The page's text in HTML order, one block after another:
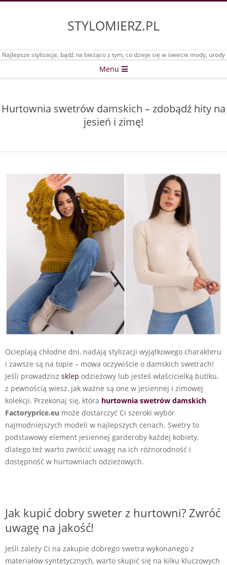
STYLOMIERZ.PL
Najlepsze stylizacje, bądź na bieżąco z tym, co dzieje się w świecie mody, urody
Menu
Hurtownia swetrów damskich – zdobądź hity na
jesień i zimę!
Ocieplają chłodne dni, nadają stylizacji wyjątkowego charakteru
i zawsze są na topie – mowa oczywiście o damskich swetrach!
Jeśli prowadzisz sklep odzieżowy lub jesteś właścicielką butiku,
z pewnością wiesz, jak ważne są one w jesiennej i zimowej
kolekcji. Przekonaj się, która hurtownia swetrów damskich
Factoryprice.eu może dostarczyć Ci szeroki wybór
najmodniejszych modeli w najlepszych cenach. Swetry to
podstawowy element jesiennej garderoby każdej kobiety,
dlatego też warto zwrócić uwagę na ich różnorodność i
dostępność w hurtowniach odzieżowych.
Jak kupić dobry sweter z hurtowni? Zwróć
uwagę na jakość!
Jeśli zależy Ci na zakupie dobrego swetra wykonanego z
materiałów syntetycznych, warto skupić się na kilku kluczowych